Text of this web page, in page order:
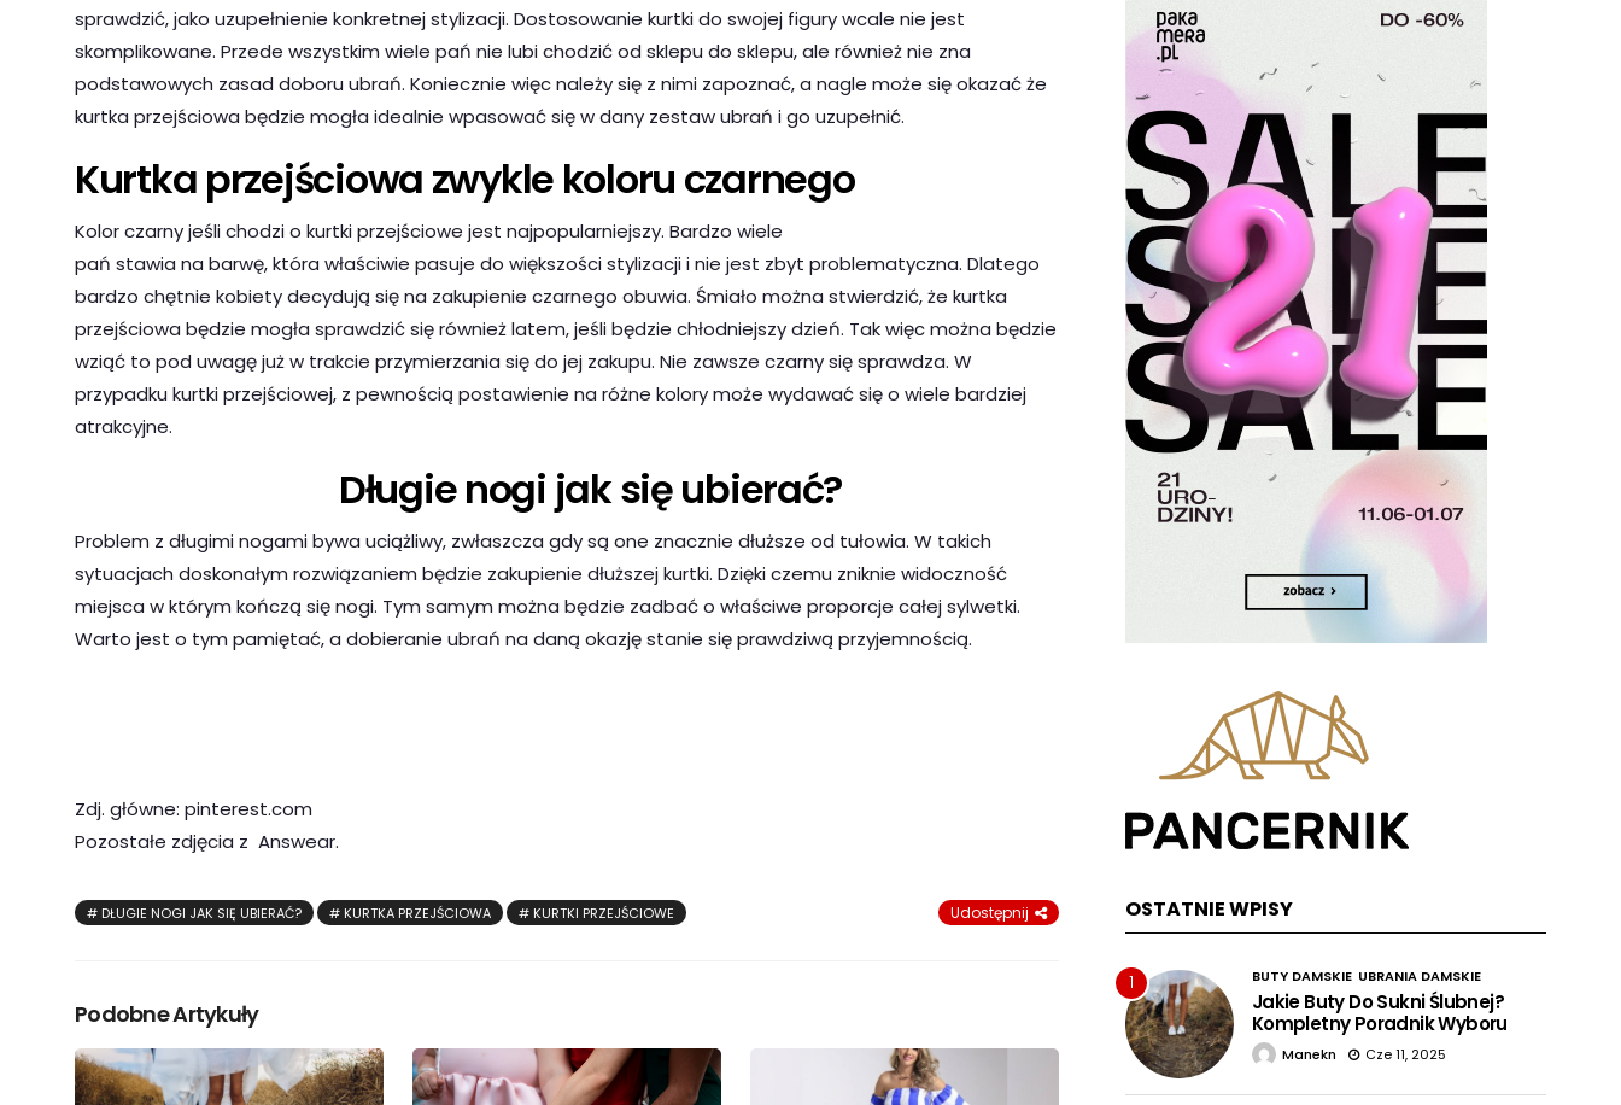
sprawdzić, jako uzupełnienie konkretnej stylizacji. Dostosowanie kurtki do swojej figury wcale nie jest
skomplikowane. Przede wszystkim wiele pań nie lubi chodzić od sklepu do sklepu, ale również nie zna
podstawowych zasad doboru ubrań. Koniecznie więc należy się z nimi zapoznać, a nagle może się okazać że
kurtka przejściowa będzie mogła idealnie wpasować się w dany zestaw ubrań i go uzupełnić.
Kurtka przejściowa zwykle koloru czarnego
Kolor czarny jeśli chodzi o kurtki przejściowe jest najpopularniejszy. Bardzo wiele
pań stawia na barwę, która właściwie pasuje do większości stylizacji i nie jest zbyt problematyczna. Dlatego
bardzo chętnie kobiety decydują się na zakupienie czarnego obuwia. Śmiało można stwierdzić, że kurtka
przejściowa będzie mogła sprawdzić się również latem, jeśli będzie chłodniejszy dzień. Tak więc można będzie
wziąć to pod uwagę już w trakcie przymierzania się do jej zakupu. Nie zawsze czarny się sprawdza. W
przypadku kurtki przejściowej, z pewnością postawienie na różne kolory może wydawać się o wiele bardziej
atrakcyjne.
Długie nogi jak się ubierać?
Problem z długimi nogami bywa uciążliwy, zwłaszcza gdy są one znacznie dłuższe od tułowia. W takich
sytuacjach doskonałym rozwiązaniem będzie zakupienie dłuższej kurtki. Dzięki czemu zniknie widoczność
miejsca w którym kończą się nogi. Tym samym można będzie zadbać o właściwe proporcje całej sylwetki.
Warto jest o tym pamiętać, a dobieranie ubrań na daną okazję stanie się prawdziwą przyjemnością.
Zdj. główne: pinterest.com
Pozostałe zdjęcia z Answear.
DŁUGIE NOGI JAK SIĘ UBIERAĆ? KURTKA PRZEJŚCIOWA KURTKI PRZEJŚCIOWE Udostępnij
Podobne Artykuły
OSTATNIE WPISY
1 BUTY DAMSKIE UBRANIA DAMSKIE
Jakie Buty Do Sukni Ślubnej?
Kompletny Poradnik Wyboru
Manekn Cze 11, 2025